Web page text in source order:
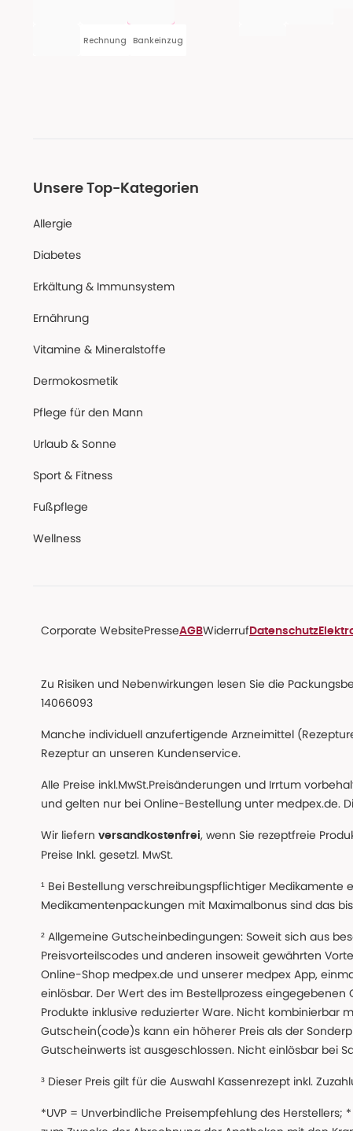
Rechnung Bankeinzug
Unsere Top-Kategorien
Allergie
Diabetes
Erkältung & Immunsystem
Ernährung
Vitamine & Mineralstoffe
Dermokosmetik
Pflege für den Mann
Urlaub & Sonne
Sport & Fitness
Fußpflege
Wellness
Corporate WebsitePresseAGBWiderruf Datenschutz
Zu Risiken und Nebenwirkungen lesen Sie die
14066093
Manche individuell anzufertigende Arzneimittel
Rezeptur an unseren Kundenservice.
Alle Preise inkl.MwSt.Preisänderungen und Irrtum
und gelten nur bei Online-Bestellung unter medpex.de.
Wir liefern versandkostenfrei, wenn Sie rezeptfreie
Preise Inkl. gesetzl. MwSt.
¹ Bei Bestellung verschreibungspflichtiger
Medikamentenpackungen mit Maximalbonus sind das
² Allgemeine Gutscheinbedingungen: Soweit sich aus
Preisvorteilscodes und anderen insoweit gewährten
Online-Shop medpex.de und unserer medpex App,
einlösbar. Der Wert des im Bestellprozess
Produkte inklusive reduzierter Ware. Nicht kombinierbar
Gutschein(code)s kann ein höherer Preis als der
Gutscheinwerts ist ausgeschlossen. Nicht einlösbar bei
³ Dieser Preis gilt für die Auswahl Kassenrezept inkl.
*UVP = Unverbindliche Preisempfehlung des